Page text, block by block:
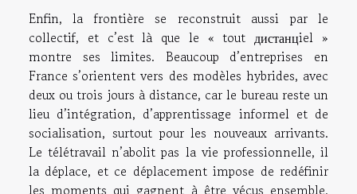
Enfin, la frontière se reconstruit aussi par le
collectif, et c’est là que le « tout дистанцiel »
montre ses limites. Beaucoup d’entreprises en
France s’orientent vers des modèles hybrides, avec
deux ou trois jours à distance, car le bureau reste un
lieu d’intégration, d’apprentissage informel et de
socialisation, surtout pour les nouveaux arrivants.
Le télétravail n’abolit pas la vie professionnelle, il
la déplace, et ce déplacement impose de redéfinir
les moments qui gagnent à être vécus ensemble,